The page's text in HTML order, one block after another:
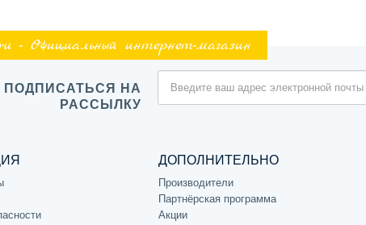
- Официальный интернет-магазин
ПОДПИСАТЬСЯ НА
РАССЫЛКУ
ДОПОЛНИТЕЛЬНО
Производители
Партнёрская программа
Акции